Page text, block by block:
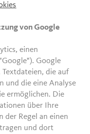
von Google
einen
Google
die auf
und die eine Analyse
ermöglichen. Die
über Ihre
der Regel an einen
und dort